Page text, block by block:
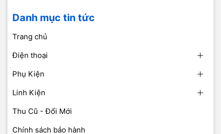
Danh mục tin tức
Trang chủ
Điện thoại
Phụ Kiện
Linh Kiện
Thu Cũ - Đổi Mới
Chính sách bảo hành